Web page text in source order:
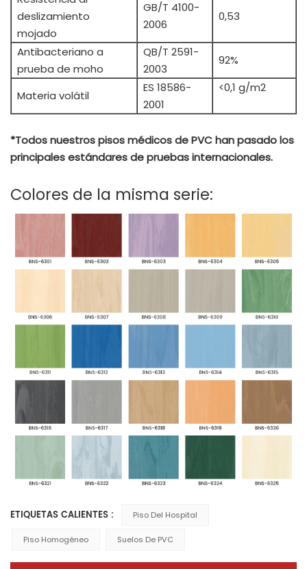
deslizamiento
mojado
GB/T 4100-
2006
0,53
Antibacteriano a
prueba de moho
QB/T 2591-
2003
92%
Materia volátil
ES 18586-
2001
<0,1 g/m2
*Todos nuestros pisos médicos de PVC han pasado los
principales estándares de pruebas internacionales.
Colores de la misma serie:
ETIQUETAS CALIENTES : Piso Del Hospital
Piso Homogéneo Suelos De PVC